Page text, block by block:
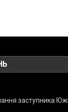
заступника